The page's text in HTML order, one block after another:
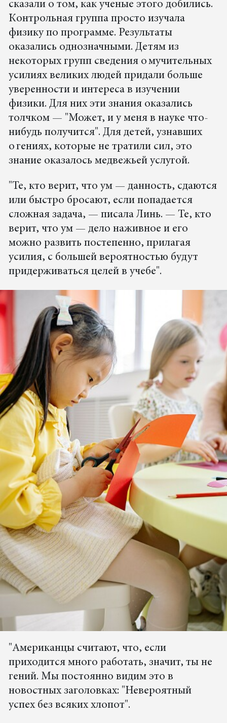
сказали о том, как ученые этого добились.
Контрольная группа просто изучала
физику по программе. Результаты
оказались однозначными. Детям из
некоторых групп сведения о мучительных
усилиях великих людей придали больше
уверенности и интереса в изучении
физики. Для них эти знания оказались
толчком — "Может, и у меня в науке что-
нибудь получится". Для детей, узнавших
о гениях, которые не тратили сил, это
знание оказалось медвежьей услугой.
"Те, кто верит, что ум — данность, сдаются
или быстро бросают, если попадается
сложная задача, — писала Линь. — Те, кто
верит, что ум — дело наживное и его
можно развить постепенно, прилагая
усилия, с большей вероятностью будут
придерживаться целей в учебе".
"Американцы считают, что, если
приходится много работать, значит, ты не
гений. Мы постоянно видим это в
новостных заголовках: "Невероятный
успех без всяких хлопот".